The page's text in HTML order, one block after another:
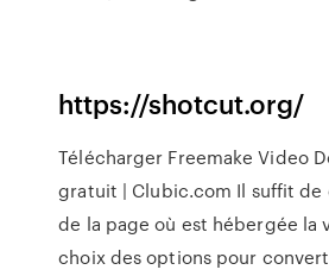
https://shotcut.org/
Télécharger Freemake Video
gratuit | Clubic.com Il suffit de
de la page où est hébergée la
choix des options pour